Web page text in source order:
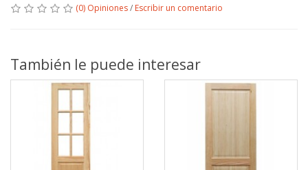
(0) Opiniones/ Escribir un comentario
También le puede interesar